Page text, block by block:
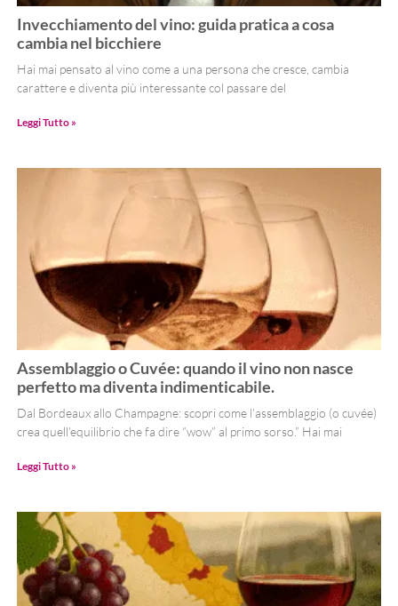
Invecchiamento del vino: guida pratica a cosa
cambia nel bicchiere
Hai mai pensato al vino come a una persona che cresce, cambia
carattere e diventa più interessante col passare del
Leggi Tutto »
Assemblaggio o Cuvée: quando il vino non nasce
perfetto ma diventa indimenticabile.
Dal Bordeaux allo Champagne: scopri come l’assemblaggio (o cuvée)
crea quell’equilibrio che fa dire “wow” al primo sorso.” Hai mai
Leggi Tutto »